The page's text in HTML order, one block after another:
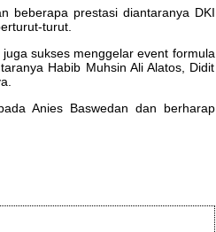
beberapa prestasi diantaranya DKI
turut.
sukses menggelar event formula
Habib Muhsin Ali Alatos, Didit
Anies Baswedan dan berharap